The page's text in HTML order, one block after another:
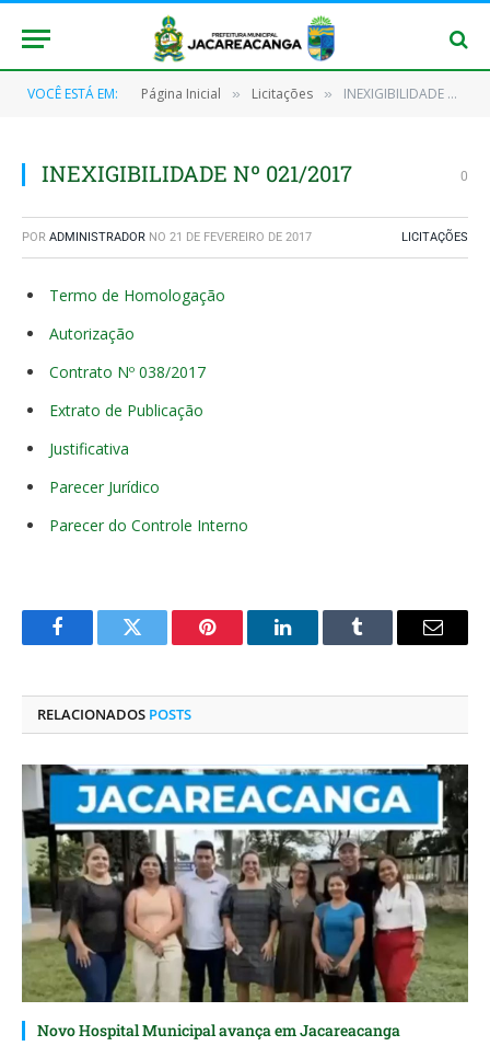
VOCÊ ESTÁ EM: Página Inicial » Licitações » INEXIGIBILIDADE Nº 021/2017
INEXIGIBILIDADE Nº 021/2017 0
POR ADMINISTRADOR NO 21 DE FEVEREIRO DE 2017 LICITAÇÕES
Termo de Homologação
Autorização
Contrato Nº 038/2017
Extrato de Publicação
Justificativa
Parecer Jurídico
Parecer do Controle Interno
FacebookTwitter Pinterest O
Tumblr
E-
RELACIONADOS POSTS
Novo Hospital Municipal avança em Jacareacanga